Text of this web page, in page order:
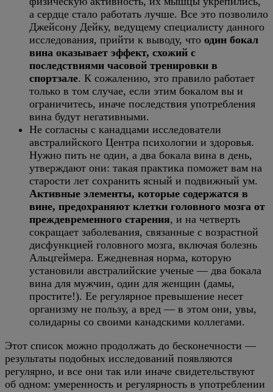
а сердце стало работать лучше. Все это позволило
Джейсону Дейку, ведущему специалисту данного
исследования, прийти к выводу, что один бокал
вина оказывает эффект, схожий с
последствиями часовой тренировки в
спортзале. К сожалению, это правило работает
только в том случае, если этим бокалом вы и
ограничитесь, иначе последствия употребления
вина будут негативными.
Не согласны с канадцами исследователи
австралийского Центра психологии и здоровья.
Нужно пить не один, а два бокала вина в день,
утверждают они: такая практика поможет вам на
старости лет сохранить ясный и подвижный ум.
Активные элементы, которые содержатся в
вине, предохраняют клетки головного мозга от
преждевременного старения, и на четверть
сокращает заболевания, связанные с возрастной
дисфункцией головного мозга, включая болезнь
Альцгеймера. Ежедневная норма, которую
установили австралийские ученые — два бокала
вина для мужчин, один для женщин (дамы,
простите!). Ее регулярное превышение несет
организму не пользу, а вред — в этом они, увы,
солидарны со своими канадскими коллегами.
Этот список можно продолжать до бесконечности —
результаты подобных исследований появляются
регулярно, и все они так или иначе свидетельствуют
об одном: умеренность и регулярность в употреблении